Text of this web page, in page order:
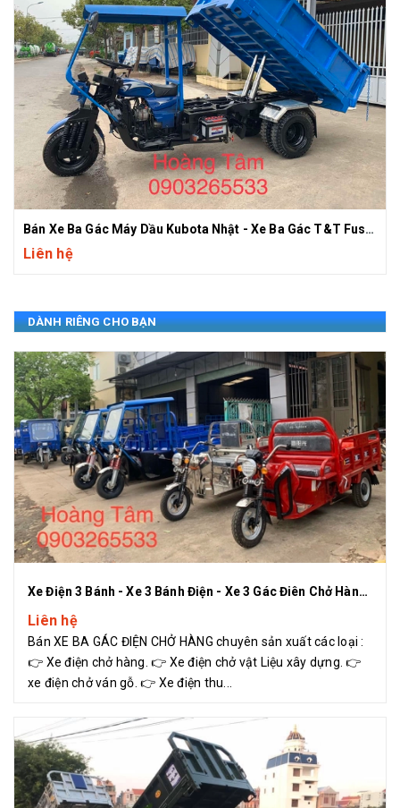
Bán Xe Ba Gác Máy Dầu Kubota Nhật - Xe Ba Gác T&T Fushida Hoàng Tâm
Liên hệ
DÀNH RIÊNG CHO BẠN
Xe Điện 3 Bánh - Xe 3 Bánh Điện - Xe 3 Gác Điên Chở Hàng Hoàng Tâm
Liên hệ
Bán XE BA GÁC ĐIỆN CHỞ HÀNG chuyên sản xuất các loại :
👉 Xe điện chở hàng. 👉 Xe điện chở vật Liệu xây dựng. 👉
xe điện chở ván gỗ. 👉 Xe điện thu...